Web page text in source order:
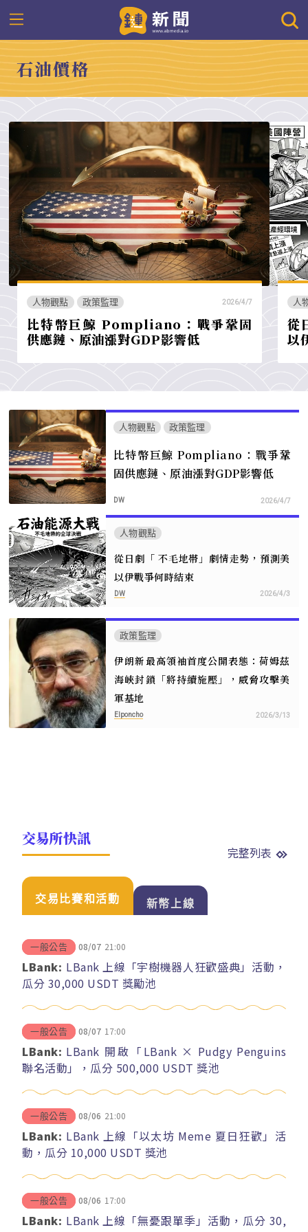
石油價格
人物觀點 政策監理 2026/4/7
比特幣巨鯨 Pompliano：戰爭鞏固
供應鏈、原油漲對GDP影響低
人
從
以
人物觀點 政策監理
比特幣巨鯨 Pompliano：戰爭鞏
固供應鏈、原油漲對GDP影響低
DW 2026/4/7
人物觀點
從日劇「 不毛地帯」劇情走勢，預測美
以伊戰爭何時結束
DW 2026/4/3
政策監理
伊朗新最高領袖首度公開表態：荷姆茲
海峽封鎖「將持續施壓」，威脅攻擊美
軍基地
Elponcho 2026/3/13
交易所快訊
完整列表
交易比賽和活動 新幣上線
一般公告 08/07 21:00
LBank: LBank 上線「宇樹機器人狂歡盛典」活動，
瓜分 30,000 USDT 獎勵池
一般公告 08/07 17:00
LBank: LBank 開啟「LBank × Pudgy Penguins
聯名活動」，瓜分 500,000 USDT 獎池
一般公告 08/06 21:00
LBank: LBank 上線「以太坊 Meme 夏日狂歡」活
動，瓜分 10,000 USDT 獎池
一般公告 08/06 17:00
LBank: LBank 上線「無憂跟單季」活動，瓜分 30,